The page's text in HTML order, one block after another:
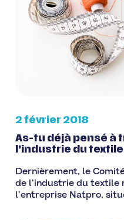
2 février 2018
As-tu déjà pensé à
l’industrie du
Dernièrement, le
de l’industrie du textile
l’entreprise Natpro,